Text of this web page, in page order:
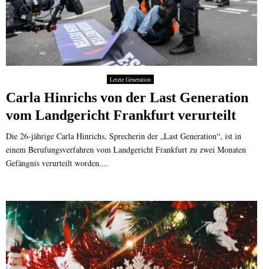
L
e
t
z
t
e
n
r
a
t
n
“
“
d
u
r
c
h
u
c
h
k
f
u
r
t
F
u
g
h
a
z
u
o
n
s
t
ö
r
r
n
u
t
d
ö
f
f
e
n
t
Letzte Generation
Carla Hinrichs von der Last Generation
vom Landgericht Frankfurt verurteilt
Die 26-jährige Carla Hinrichs, Sprecherin der „Last Generation“, ist in
einem Berufungsverfahren vom Landgericht Frankfurt zu zwei Monaten
Gefängnis verurteilt worden....